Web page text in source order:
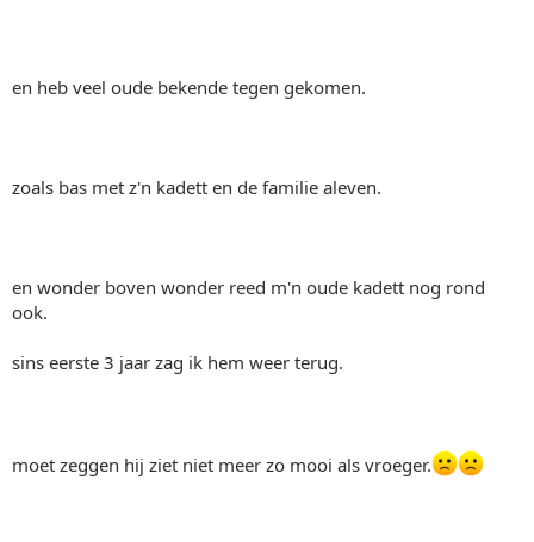
en heb veel oude bekende tegen gekomen.
zoals bas met z'n kadett en de familie aleven.
en wonder boven wonder reed m'n oude kadett nog rond
ook.
sins eerste 3 jaar zag ik hem weer terug.
moet zeggen hij ziet niet meer zo mooi als vroeger.